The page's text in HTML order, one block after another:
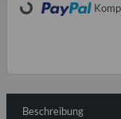
Loading...
Beschreibung